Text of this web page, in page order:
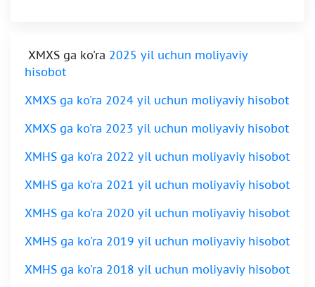
XMXS ga ko'ra 2025 yil uchun moliyaviy
hisobot
XMXS ga ko'ra 2024 yil uchun moliyaviy hisobot
XMXS ga ko'ra 2023 yil uchun moliyaviy hisobot
XMHS ga ko'ra 2022 yil uchun moliyaviy hisobot
XMHS ga ko'ra 2021 yil uchun moliyaviy hisobot
XMHS ga ko'ra 2020 yil uchun moliyaviy hisobot
XMHS ga ko'ra 2019 yil uchun moliyaviy hisobot
XMHS ga ko'ra 2018 yil uchun moliyaviy hisobot